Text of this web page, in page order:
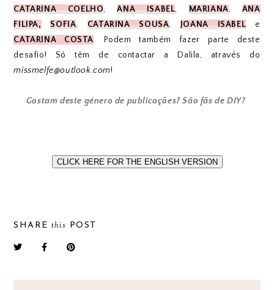
CATARINA COELHO,ANA ISABEL, MARIANA, ANA
FILIPA, SOFIA, CATARINA SOUSA, JOANA ISABEL e
CATARINA COSTA. Podem também fazer parte deste
desafio! Só têm de contactar a Dalila, através do
missmelfe@outlook.com!
Gostam deste género de publicações? São fãs de DIY?
CLICK HERE FOR THE ENGLISH VERSION
SHAREthis POST